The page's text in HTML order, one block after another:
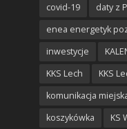
covid-19
daty z
enea energetyk
inwestycje
KKS Lech
KKS
komunikacja
koszykówka
KS